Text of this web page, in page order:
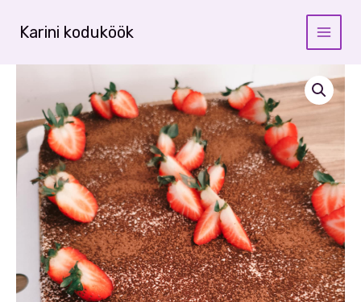
Karini koduköök